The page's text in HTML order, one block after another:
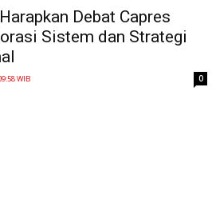
Debat Capres
Sistem dan Strategi
WIB 0